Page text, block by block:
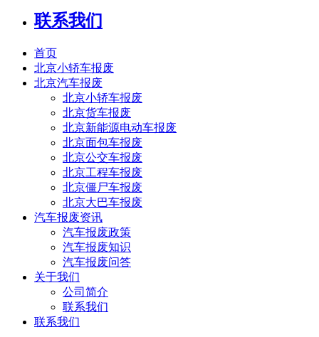
联系我们
首页
北京小轿车报废
北京汽车报废
北京小轿车报废
北京货车报废
北京新能源电动车报废
北京面包车报废
北京公交车报废
北京工程车报废
北京僵尸车报废
北京大巴车报废
汽车报废资讯
汽车报废政策
汽车报废知识
汽车报废问答
关于我们
公司简介
联系我们
联系我们